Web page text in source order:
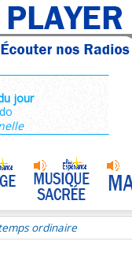
jour
l’Esprit-Saint
2P 1
ordinaire